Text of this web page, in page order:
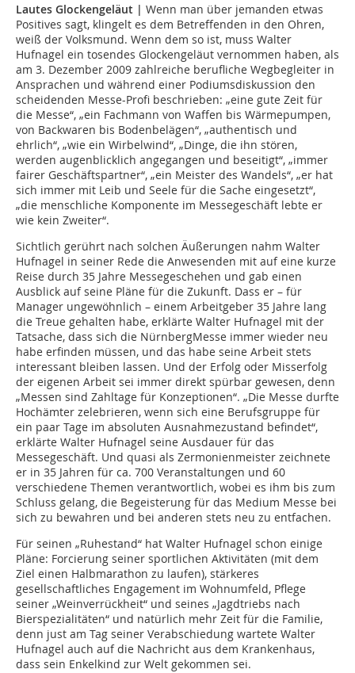
Lautes Glockengeläut | Wenn man über jemanden etwas
Positives sagt, klingelt es dem Betreffenden in den Ohren,
weiß der Volksmund. Wenn dem so ist, muss Walter
Hufnagel ein tosendes Glockengeläut vernommen haben, als
am 3. Dezember 2009 zahlreiche berufliche Wegbegleiter in
Ansprachen und während einer Podiumsdiskussion den
scheidenden Messe-Profi beschrieben: „eine gute Zeit für
die Messe“, „ein Fachmann von Waffen bis Wärmepumpen,
von Backwaren bis Bodenbelägen“, „authentisch und
ehrlich“, „wie ein Wirbelwind“, „Dinge, die ihn stören,
werden augenblicklich angegangen und beseitigt“, „immer
fairer Geschäftspartner“, „ein Meister des Wandels“, „er hat
sich immer mit Leib und Seele für die Sache eingesetzt“,
„die menschliche Komponente im Messegeschäft lebte er
wie kein Zweiter“.
Sichtlich gerührt nach solchen Äußerungen nahm Walter
Hufnagel in seiner Rede die Anwesenden mit auf eine kurze
Reise durch 35 Jahre Messegeschehen und gab einen
Ausblick auf seine Pläne für die Zukunft. Dass er – für
Manager ungewöhnlich – einem Arbeitgeber 35 Jahre lang
die Treue gehalten habe, erklärte Walter Hufnagel mit der
Tatsache, dass sich die NürnbergMesse immer wieder neu
habe erfinden müssen, und das habe seine Arbeit stets
interessant bleiben lassen. Und der Erfolg oder Misserfolg
der eigenen Arbeit sei immer direkt spürbar gewesen, denn
„Messen sind Zahltage für Konzeptionen“. „Die Messe durfte
Hochämter zelebrieren, wenn sich eine Berufsgruppe für
ein paar Tage im absoluten Ausnahmezustand befindet“,
erklärte Walter Hufnagel seine Ausdauer für das
Messegeschäft. Und quasi als Zermonienmeister zeichnete
er in 35 Jahren für ca. 700 Veranstaltungen und 60
verschiedene Themen verantwortlich, wobei es ihm bis zum
Schluss gelang, die Begeisterung für das Medium Messe bei
sich zu bewahren und bei anderen stets neu zu entfachen.
Für seinen „Ruhestand“ hat Walter Hufnagel schon einige
Pläne: Forcierung seiner sportlichen Aktivitäten (mit dem
Ziel einen Halbmarathon zu laufen), stärkeres
gesellschaftliches Engagement im Wohnumfeld, Pflege
seiner „Weinverrückheit“ und seines „Jagdtriebs nach
Bierspezialitäten“ und natürlich mehr Zeit für die Familie,
denn just am Tag seiner Verabschiedung wartete Walter
Hufnagel auch auf die Nachricht aus dem Krankenhaus,
dass sein Enkelkind zur Welt gekommen sei.